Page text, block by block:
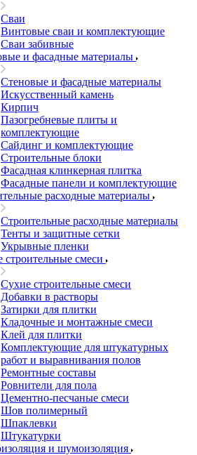
Сваи
Винтовые сваи и комплектующие
Сваи забивные
и фасадные материалы
Стеновые и фасадные материалы
Искусственный камень
Кирпич
Пазогребневые плиты и
комплектующие
Сайдинг и комплектующие
Строительные блоки
Фасадная клинкерная плитка
Фасадные панели и комплектующие
расходные материалы
Строительные расходные материалы
Тенты и защитные сетки
Укрывные пленки
строительные смеси
Сухие строительные смеси
Добавки в растворы
Затирки для плитки
Кладочные и монтажные смеси
Клей для плитки
Комплектующие для штукатурных
работ и выравнивания полов
Ремонтные составы
Ровнители для пола
Цементно-песчаные смеси
Шов полимерный
Шпаклевки
Штукатурки
и шумоизоляция